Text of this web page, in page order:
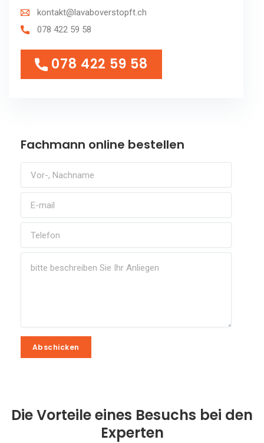
kontakt@lavaboverstopft.ch
078 422 59 58
078 422 59 58
078 422 59 58
Fachmann online bestellen
Abschicken
Abschicken
Die Vorteile eines Besuchs bei den
Experten